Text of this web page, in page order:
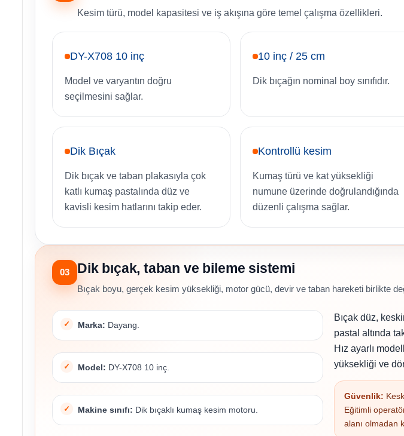
Kesim türü, model kapasitesi ve iş akışına göre temel çalışma özellikleri.
DY-X708 10 inç
Model ve varyantın doğru
seçilmesini sağlar.
10 inç / 25 cm
Dik bıçağın nominal boy sınıfıdır.
Dik Bıçak
Dik bıçak ve taban plakasıyla çok
katlı kumaş pastalında düz ve
kavisli kesim hatlarını takip eder.
Kontrollü kesim
Kumaş türü ve kat yüksekliği
numune üzerinde doğrulandığında
düzenli çalışma sağlar.
03 Dik bıçak, taban ve bileme sistemi
Bıçak boyu, gerçek kesim yüksekliği, motor gücü, devir ve taban hareketi birlikte
Marka: Dayang.
Model: DY-X708 10 inç.
Makine sınıfı: Dik bıçaklı kumaş kesim motoru.
Bıçak düz,
pastal altında
Hız ayarlı
yüksekliği ve
Güvenlik:
Eğitimli
alanı olmadan